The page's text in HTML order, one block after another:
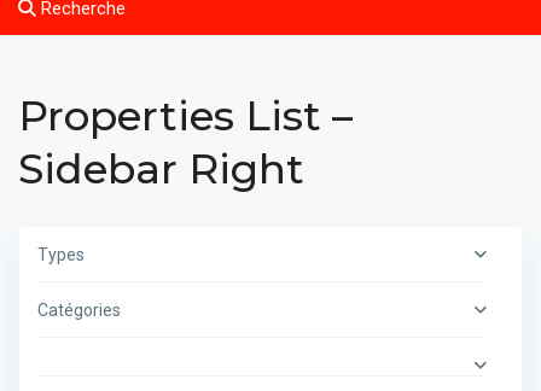
Recherche
Properties List –
Sidebar Right
Types
Catégories